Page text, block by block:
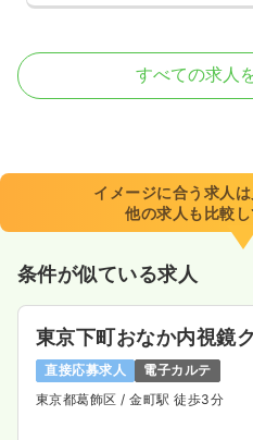
外来
8:30～17:00
ブランク可 第二新
気になる
内視鏡正看護師
すべての求人
イメージに合う求人
他の求人も比較
条件が似ている求人
東京下町おなか内視鏡
直接応募求人
電子カルテ
東京都葛飾区 / 金町駅 徒歩3分